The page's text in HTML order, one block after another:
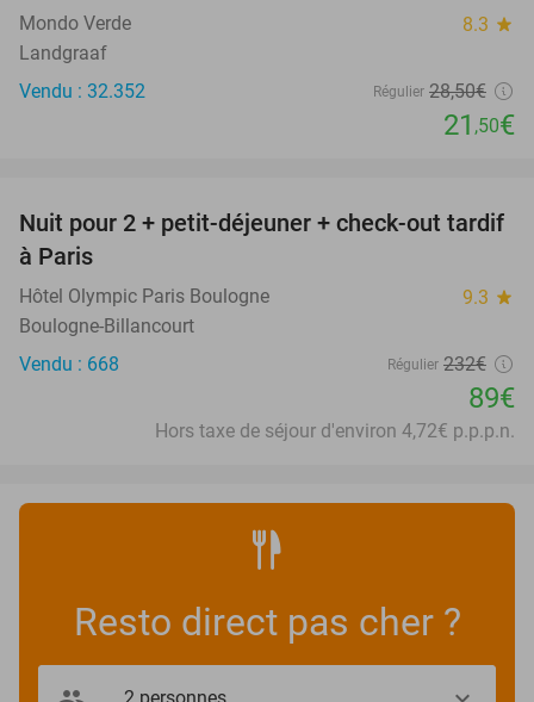
Mondo Verde 8.3 star
Landgraaf
Vendu : 32.352
Régulier 28,50€
21 ,50€
62%
Nuit pour 2 + petit-déjeuner + check-out tardif
à Paris
Hôtel Olympic Paris Boulogne 9.3 star
Boulogne-Billancourt
Vendu : 668
Régulier 232€
89€
Hors taxe de séjour d'environ 4,72€ p.p.p.n.
Resto direct pas cher ?